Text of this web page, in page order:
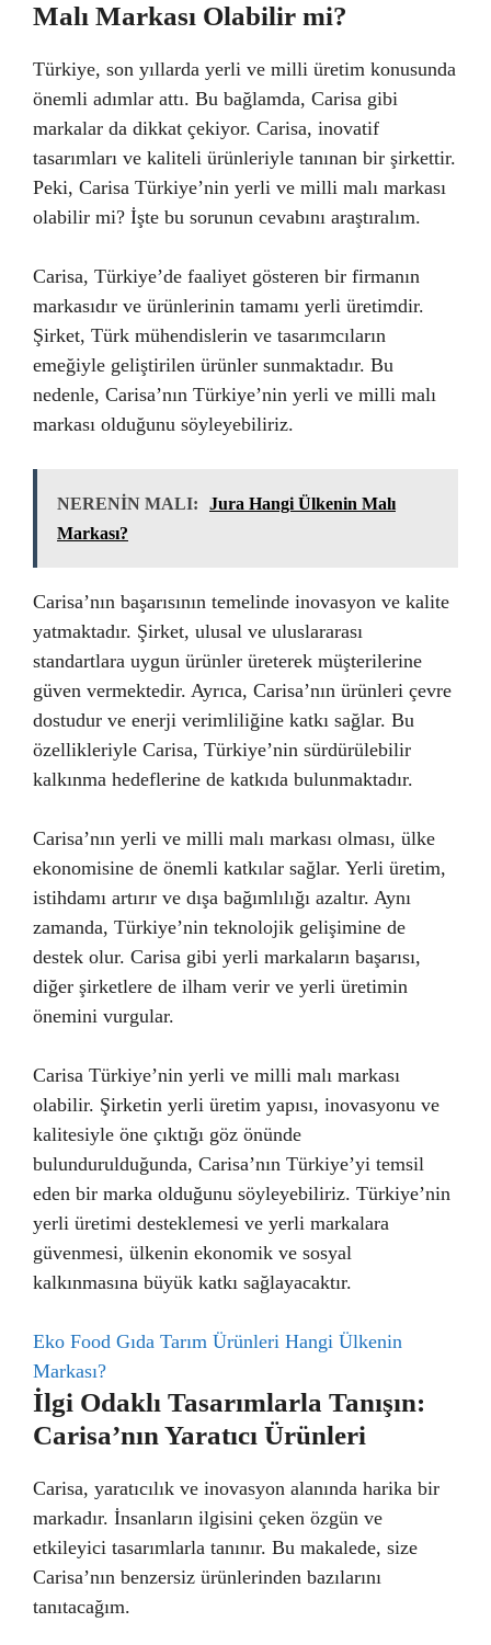
Malı Markası Olabilir mi?
Türkiye, son yıllarda yerli ve milli üretim konusunda
önemli adımlar attı. Bu bağlamda, Carisa gibi
markalar da dikkat çekiyor. Carisa, inovatif
tasarımları ve kaliteli ürünleriyle tanınan bir şirkettir.
Peki, Carisa Türkiye’nin yerli ve milli malı markası
olabilir mi? İşte bu sorunun cevabını araştıralım.
Carisa, Türkiye’de faaliyet gösteren bir firmanın
markasıdır ve ürünlerinin tamamı yerli üretimdir.
Şirket, Türk mühendislerin ve tasarımcıların
emeğiyle geliştirilen ürünler sunmaktadır. Bu
nedenle, Carisa’nın Türkiye’nin yerli ve milli malı
markası olduğunu söyleyebiliriz.
NERENİN MALI:
Jura Hangi Ülkenin Malı
Markası?
Carisa’nın başarısının temelinde inovasyon ve kalite
yatmaktadır. Şirket, ulusal ve uluslararası
standartlara uygun ürünler üreterek müşterilerine
güven vermektedir. Ayrıca, Carisa’nın ürünleri çevre
dostudur ve enerji verimliliğine katkı sağlar. Bu
özellikleriyle Carisa, Türkiye’nin sürdürülebilir
kalkınma hedeflerine de katkıda bulunmaktadır.
Carisa’nın yerli ve milli malı markası olması, ülke
ekonomisine de önemli katkılar sağlar. Yerli üretim,
istihdamı artırır ve dışa bağımlılığı azaltır. Aynı
zamanda, Türkiye’nin teknolojik gelişimine de
destek olur. Carisa gibi yerli markaların başarısı,
diğer şirketlere de ilham verir ve yerli üretimin
önemini vurgular.
Carisa Türkiye’nin yerli ve milli malı markası
olabilir. Şirketin yerli üretim yapısı, inovasyonu ve
kalitesiyle öne çıktığı göz önünde
bulundurulduğunda, Carisa’nın Türkiye’yi temsil
eden bir marka olduğunu söyleyebiliriz. Türkiye’nin
yerli üretimi desteklemesi ve yerli markalara
güvenmesi, ülkenin ekonomik ve sosyal
kalkınmasına büyük katkı sağlayacaktır.
Eko Food Gıda Tarım Ürünleri Hangi Ülkenin
Markası?
İlgi Odaklı Tasarımlarla Tanışın:
Carisa’nın Yaratıcı Ürünleri
Carisa, yaratıcılık ve inovasyon alanında harika bir
markadır. İnsanların ilgisini çeken özgün ve
etkileyici tasarımlarla tanınır. Bu makalede, size
Carisa’nın benzersiz ürünlerinden bazılarını
tanıtacağım.